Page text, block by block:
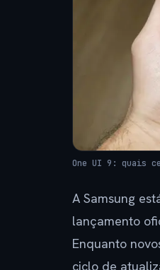
One UI 9: quais
A Samsung
lançamento
Enquanto
ciclo de